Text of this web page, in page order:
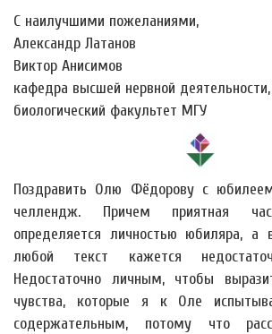
С наилучшими пожеланиями,
Александр Латанов
Виктор Анисимов
кафедра высшей нервной деятельности,
биологический факультет МГУ
Поздравить Олю Фёдорову с
челлендж. Причем приятная
определяется личностью юбиляра,
любой текст кажется
Недостаточно личным, чтобы
чувства, которые я к Оле
содержательным, потому что